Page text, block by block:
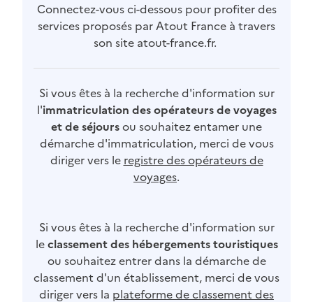
Connectez-vous ci-dessous pour profiter des
services proposés par Atout France à travers
son site atout-france.fr.
Si vous êtes à la recherche d'information sur
l'immatriculation des opérateurs de voyages
et de séjoursou souhaitez entamer une
démarche d'immatriculation, merci de vous
diriger vers le registre des opérateurs de
voyages.
Si vous êtes à la recherche d'information sur
leclassement des hébergements touristiques
ou souhaitez entrer dans la démarche de
classement d'un établissement, merci de vous
diriger vers la plateforme de classement des